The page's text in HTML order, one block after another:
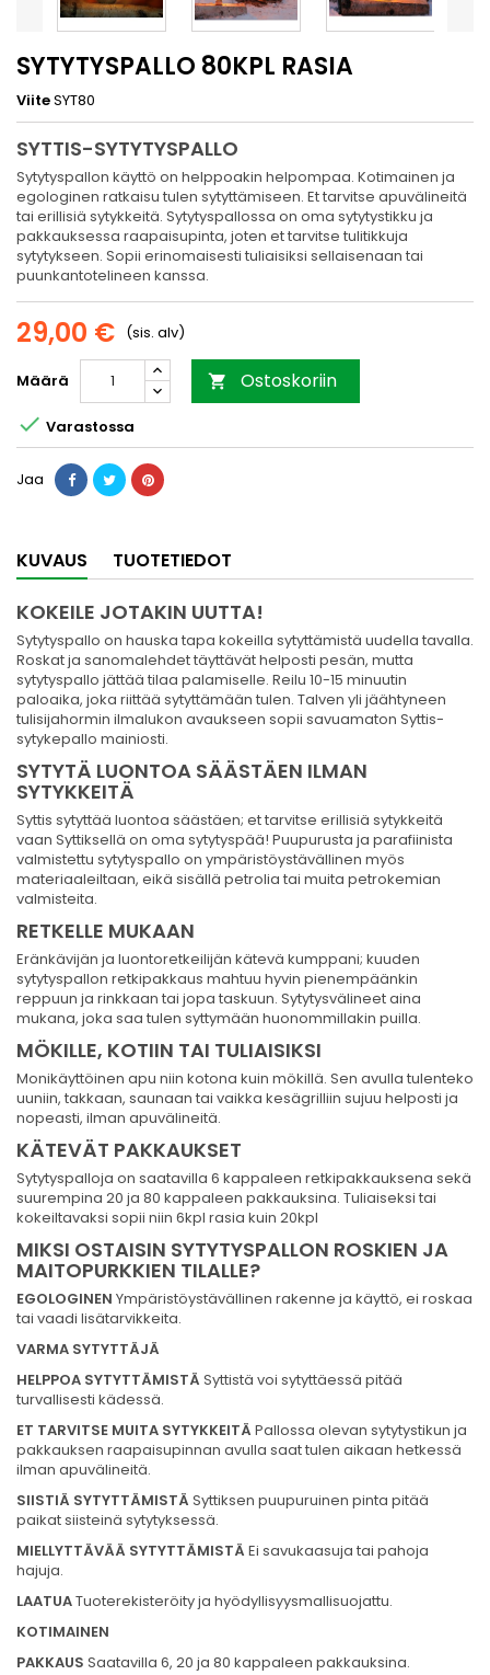
SYTYTYSPALLO 80KPL RASIA
ViiteSYT80
SYTTIS-SYTYTYSPALLO
Sytytyspallon käyttö on helppoakin helpompaa. Kotimainen ja
egologinen ratkaisu tulen sytyttämiseen. Et tarvitse apuvälineitä
tai erillisiä sytykkeitä. Sytytyspallossa on oma sytytystikku ja
pakkauksessa raapaisupinta, joten et tarvitse tulitikkuja
sytytykseen. Sopii erinomaisesti tuliaisiksi sellaisenaan tai
puunkantotelineen kanssa.
29,00 € (sis. alv)
Määrä  Ostoskoriin
 Varastossa
Jaa
KUVAUS TUOTETIEDOT
KOKEILE JOTAKIN UUTTA!
Sytytyspallo on hauska tapa kokeilla sytyttämistä uudella tavalla.
Roskat ja sanomalehdet täyttävät helposti pesän, mutta
sytytyspallo jättää tilaa palamiselle. Reilu 10-15 minuutin
paloaika, joka riittää sytyttämään tulen. Talven yli jäähtyneen
tulisijahormin ilmalukon avaukseen sopii savuamaton Syttis-
sytykepallo mainiosti.
SYTYTÄ LUONTOA SÄÄSTÄEN ILMAN
SYTYKKEITÄ
Syttis sytyttää luontoa säästäen; et tarvitse erillisiä sytykkeitä
vaan Syttiksellä on oma sytytyspää! Puupurusta ja parafiinista
valmistettu sytytyspallo on ympäristöystävällinen myös
materiaaleiltaan, eikä sisällä petrolia tai muita petrokemian
valmisteita.
RETKELLE MUKAAN
Eränkävijän ja luontoretkeilijän kätevä kumppani; kuuden
sytytyspallon retkipakkaus mahtuu hyvin pienempäänkin
reppuun ja rinkkaan tai jopa taskuun. Sytytysvälineet aina
mukana, joka saa tulen syttymään huonommillakin puilla.
MÖKILLE, KOTIIN TAI TULIAISIKSI
Monikäyttöinen apu niin kotona kuin mökillä. Sen avulla tulenteko
uuniin, takkaan, saunaan tai vaikka kesägrilliin sujuu helposti ja
nopeasti, ilman apuvälineitä.
KÄTEVÄT PAKKAUKSET
Sytytyspalloja on saatavilla 6 kappaleen retkipakkauksena sekä
suurempina 20 ja 80 kappaleen pakkauksina. Tuliaiseksi tai
kokeiltavaksi sopii niin 6kpl rasia kuin 20kpl
MIKSI OSTAISIN SYTYTYSPALLON ROSKIEN JA
MAITOPURKKIEN TILALLE?
EGOLOGINEN Ympäristöystävällinen rakenne ja käyttö, ei roskaa
tai vaadi lisätarvikkeita.
VARMA SYTYTTÄJÄ
HELPPOA SYTYTTÄMISTÄ Syttistä voi sytyttäessä pitää
turvallisesti kädessä.
ET TARVITSE MUITA SYTYKKEITÄ Pallossa olevan sytytystikun ja
pakkauksen raapaisupinnan avulla saat tulen aikaan hetkessä
ilman apuvälineitä.
SIISTIÄ SYTYTTÄMISTÄ Syttiksen puupuruinen pinta pitää
paikat siisteinä sytytyksessä.
MIELLYTTÄVÄÄ SYTYTTÄMISTÄ Ei savukaasuja tai pahoja
hajuja.
LAATUATuoterekisteröity ja hyödyllisyysmallisuojattu.
KOTIMAINEN
PAKKAUS Saatavilla 6, 20 ja 80 kappaleen pakkauksina.